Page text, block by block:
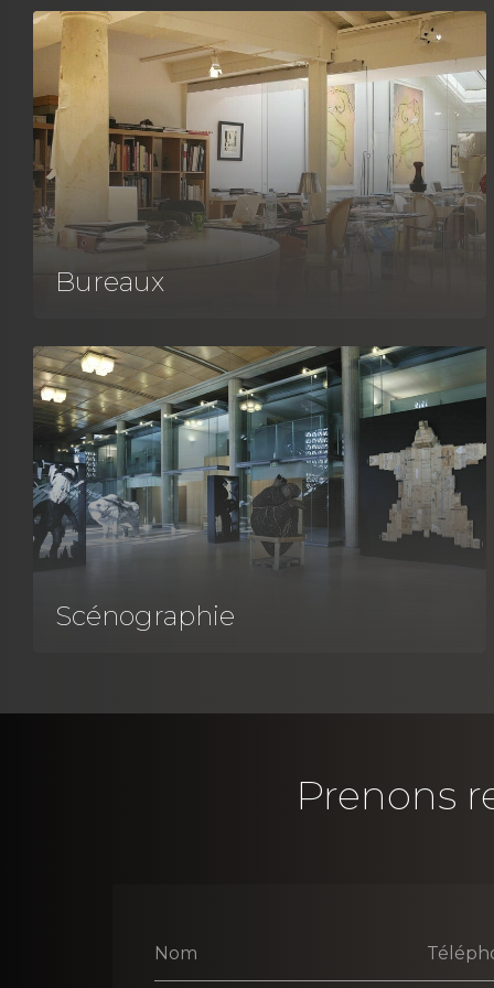
Bureaux
Scénographie
Prenons
Nom